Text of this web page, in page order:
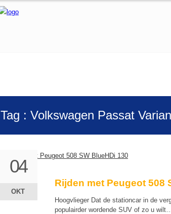
Tag : Volkswagen Passat
Rijden met Peugeot 508
Hoogvlieger Dat de stationcar in de
populairder wordende SUV of zo u
04
OKT
04
OKT